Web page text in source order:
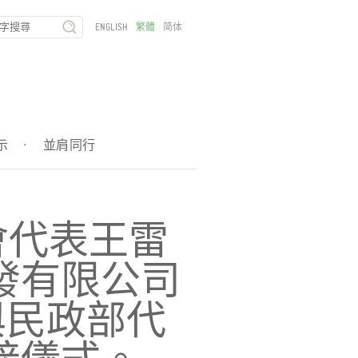
· 並肩同行
ENGLISH 繁體 简体
表王雷
有限公司
政部代